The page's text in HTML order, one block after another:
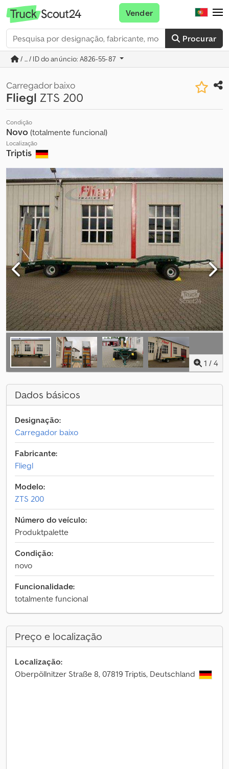
Procurar
Vender
/ ... / ID do anúncio: A826-55-87
Carregador baixo
Fliegl ZTS 200
Condição
Novo (totalmente funcional)
Localização
Triptis
1 / 4
Dados básicos
Designação:
Carregador baixo
Fabricante:
Fliegl
Modelo:
ZTS 200
Número do veículo:
Produktpalette
Condição:
novo
Funcionalidade:
totalmente funcional
Preço e localização
Localização:
Oberpöllnitzer Straße 8, 07819 Triptis, Deutschland